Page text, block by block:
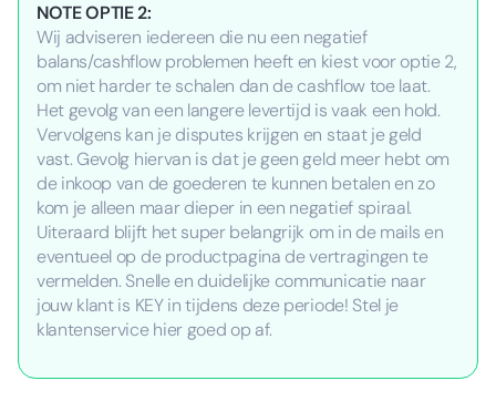
NOTE OPTIE 2:
Wij adviseren iedereen die nu een negatief
balans/cashflow problemen heeft en kiest voor optie 2,
om niet harder te schalen dan de cashflow toe laat.
Het gevolg van een langere levertijd is vaak een hold.
Vervolgens kan je disputes krijgen en staat je geld
vast. Gevolg hiervan is dat je geen geld meer hebt om
de inkoop van de goederen te kunnen betalen en zo
kom je alleen maar dieper in een negatief spiraal.
Uiteraard blijft het super belangrijk om in de mails en
eventueel op de productpagina de vertragingen te
vermelden. Snelle en duidelijke communicatie naar
jouw klant is KEY in tijdens deze periode! Stel je
klantenservice hier goed op af.